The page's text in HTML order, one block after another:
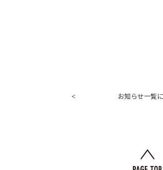
< お知らせ一覧